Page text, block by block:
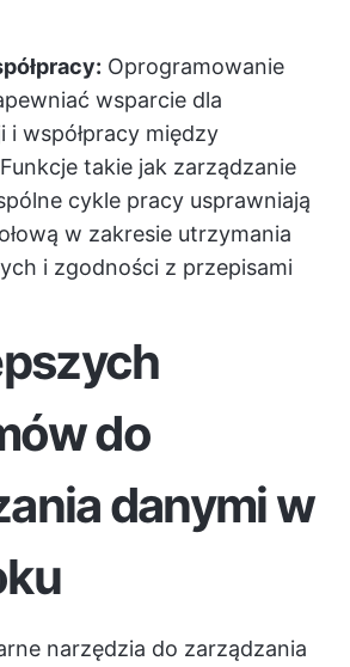
Oprogramowanie
wsparcie dla
i współpracy między
takie jak zarządzanie
cykle pracy usprawniają
w zakresie utrzymania
i zgodności z przepisami
do
danymi w
narzędzia do zarządzania